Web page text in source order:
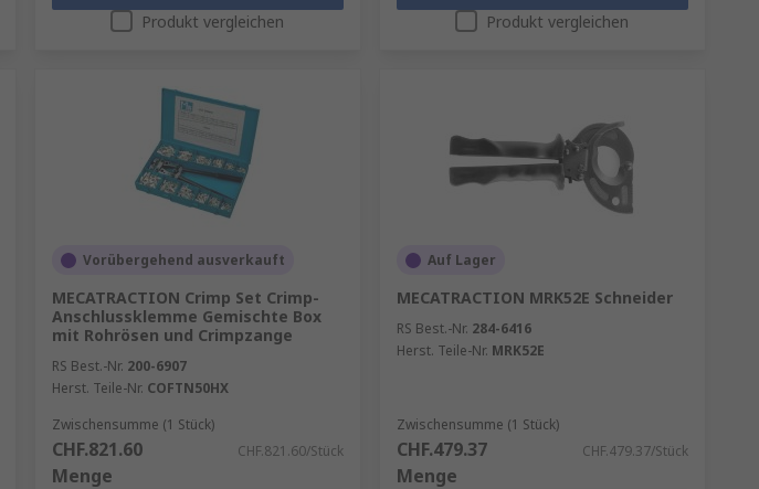
Produkt vergleichen Produkt vergleichen
Vorübergehend ausverkauft
MECATRACTION Crimp Set Crimp-
Anschlussklemme Gemischte Box
mit Rohrösen und Crimpzange
RS Best.-Nr. 200-6907
Herst. Teile-Nr. COFTN50HX
Zwischensumme (1 Stück)
CHF.821.60 CHF.821.60/Stück
Menge
Auf Lager
MECATRACTION MRK52E Schneider
RS Best.-Nr. 284-6416
Herst. Teile-Nr. MRK52E
Zwischensumme (1 Stück)
CHF.479.37 CHF.479.37/Stück
Menge